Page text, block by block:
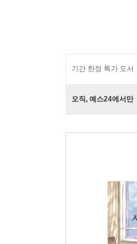
기간 한정 특가 도서
오직, 예스24에서만